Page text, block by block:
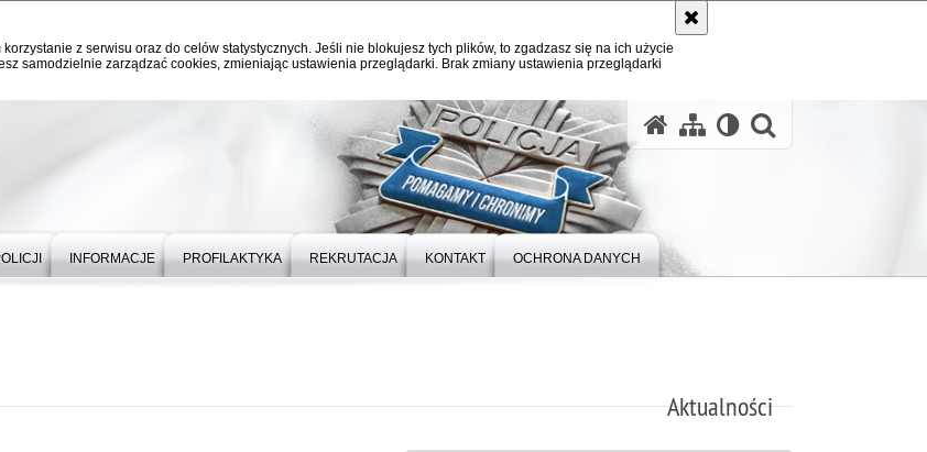
z serwisu oraz do celów statystycznych. Jeśli nie blokujesz tych plików, to zgadzasz się na ich użycie
samodzielnie zarządzać cookies, zmieniając ustawienia przeglądarki. Brak zmiany ustawienia przeglądarki
INFORMACJE PROFILAKTYKA REKRUTACJA KONTAKT OCHRONA DANYCH
Aktualności